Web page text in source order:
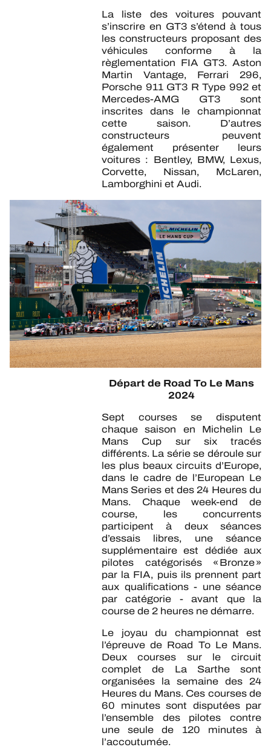
La liste des voitures pouvant
s’inscrire en GT3 s’étend à tous
les constructeurs proposant des
véhicules conforme à la
règlementation FIA GT3. Aston
Martin Vantage, Ferrari 296,
Porsche 911 GT3 R Type 992 et
Mercedes-AMG GT3 sont
inscrites dans le championnat
cette saison. D’autres
constructeurs peuvent
également présenter leurs
voitures : Bentley, BMW, Lexus,
Corvette, Nissan, McLaren,
Lamborghini et Audi.
Départ de Road To Le Mans
2024
Sept courses se disputent
chaque saison en Michelin Le
Mans Cup sur six tracés
différents. La série se déroule sur
les plus beaux circuits d’Europe,
dans le cadre de l’European Le
Mans Series et des 24 Heures du
Mans. Chaque week-end de
course, les concurrents
participent à deux séances
d’essais libres, une séance
supplémentaire est dédiée aux
pilotes catégorisés « Bronze »
par la FIA, puis ils prennent part
aux qualifications - une séance
par catégorie - avant que la
course de 2 heures ne démarre.
Le joyau du championnat est
l’épreuve de Road To Le Mans.
Deux courses sur le circuit
complet de La Sarthe sont
organisées la semaine des 24
Heures du Mans. Ces courses de
60 minutes sont disputées par
l’ensemble des pilotes contre
une seule de 120 minutes à
l’accoutumée.